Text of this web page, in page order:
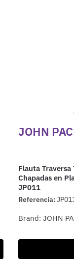
JOHN
Flauta Traversa
Chapadas en
JP011
Referencia:
Brand: JOHN